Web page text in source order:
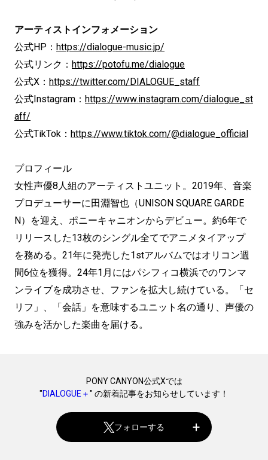
アーティストインフォメーション
公式HP： https://dialogue-music.jp/
公式リンク： https://potofu.me/dialogue
公式X： https://twitter.com/DIALOGUE_staff
公式Instagram： https://www.instagram.com/dialogue_st
aff/
公式TikTok： https://www.tiktok.com/@dialogue_official
プロフィール
女性声優8人組のアーティストユニット。2019年、音楽
プロデューサーに田淵智也（UNISON SQUARE GARDE
N）を迎え、ポニーキャニオンからデビュー。約6年で
リリースした13枚のシングル全てでアニメタイアップ
を務める。21年に発売した1stアルバムではオリコン週
間6位を獲得。24年1月にはパシフィコ横浜でのワンマ
ンライブを成功させ、ファンを拡大し続けている。「セ
リフ」、「会話」を意味するユニット名の通り、声優の
強みを活かした楽曲を届ける。
PONY CANYON公式Xでは
"DIALOGUE＋" の新着記事をお知らせしています！
フォローする